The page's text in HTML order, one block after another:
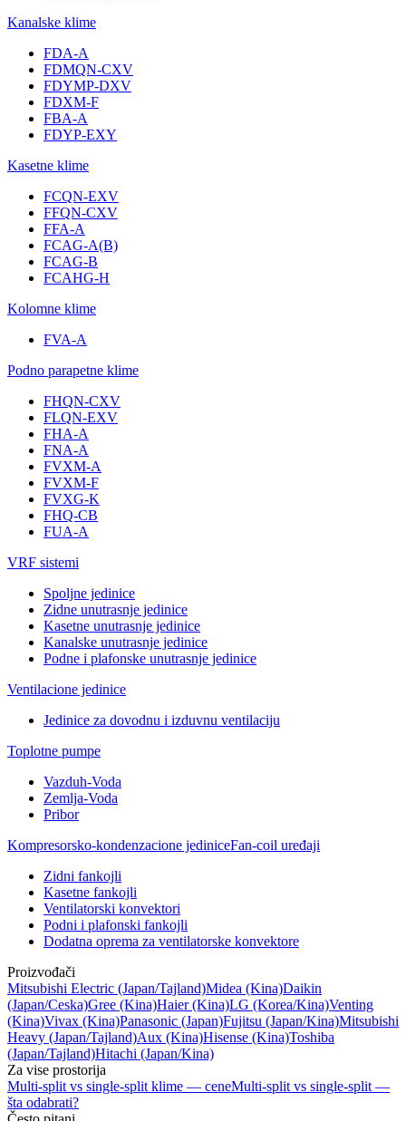
Kanalske klime
FDA-A
FDMQN-CXV
FDYMP-DXV
FDXM-F
FBA-A
FDYP-EXY
Kasetne klime
FCQN-EXV
FFQN-CXV
FFA-A
FCAG-A(B)
FCAG-B
FCAHG-H
Kolomne klime
FVA-A
Podno parapetne klime
FHQN-CXV
FLQN-EXV
FHA-A
FNA-A
FVXM-A
FVXM-F
FVXG-K
FHQ-CB
FUA-A
VRF sistemi
Spoljne jedinice
Zidne unutrasnje jedinice
Kasetne unutrasnje jedinice
Kanalske unutrasnje jedinice
Podne i plafonske unutrasnje jedinice
Ventilacione jedinice
Jedinice za dovodnu i izduvnu ventilaciju
Toplotne pumpe
Vazduh-Voda
Zemlja-Voda
Pribor
Kompresorsko-kondenzacione jediniceFan-coil uređaji
Zidni fankojli
Kasetne fankojli
Ventilatorski konvektori
Podni i plafonski fankojli
Dodatna oprema za ventilatorske konvektore
Proizvođači
Mitsubishi Electric (Japan/Tajland)Midea (Kina)Daikin
(Japan/Ceska)Gree (Kina)Haier (Kina)LG (Korea/Kina)Venting
(Kina)Vivax (Kina)Panasonic (Japan)Fujitsu (Japan/Kina)Mitsubishi
Heavy (Japan/Tajland)Aux (Kina)Hisense (Kina)Toshiba
(Japan/Tajland)Hitachi (Japan/Kina)
Za vise prostorija
Multi-split vs single-split klime — ceneMulti-split vs single-split —
šta odabrati?